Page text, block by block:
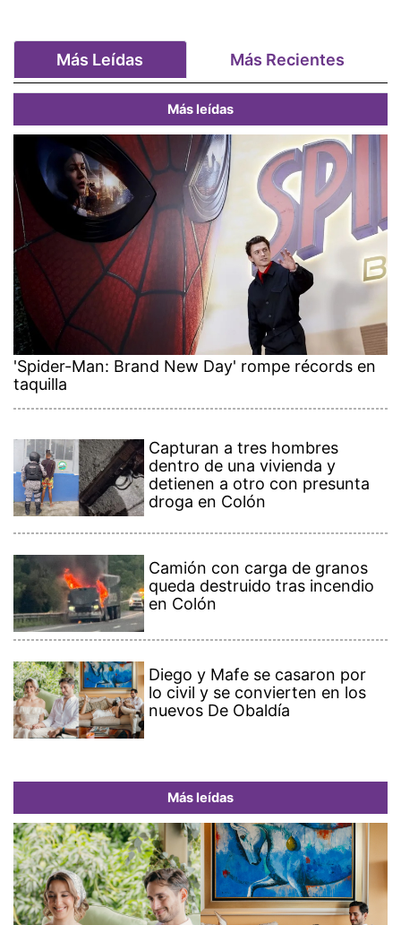
Más Leídas Más Recientes
Más leídas
'Spider-Man: Brand New Day' rompe récords en
taquilla
Capturan a tres hombres
dentro de una vivienda y
detienen a otro con presunta
droga en Colón
Camión con carga de granos
queda destruido tras incendio
en Colón
Diego y Mafe se casaron por
lo civil y se convierten en los
nuevos De Obaldía
Más leídas